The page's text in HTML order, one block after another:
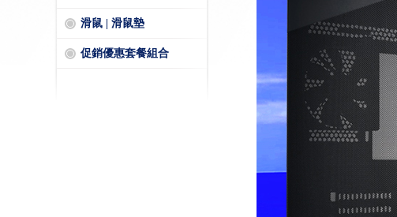
滑鼠 | 滑鼠墊
促銷優惠套餐組合